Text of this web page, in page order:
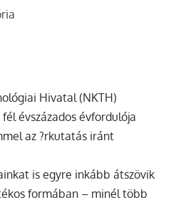
Hivatal (NKTH)
évszázados évfordulója
az ?rkutatás iránt
is egyre inkább átszövik
formában – minél több